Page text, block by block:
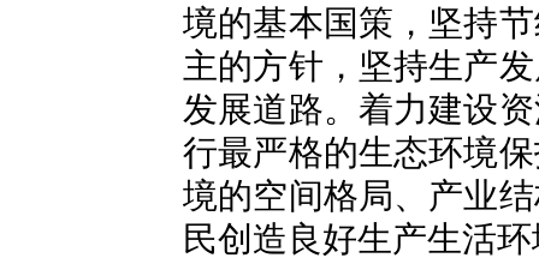
境的基本国策，坚持
主的方针，坚持生产
发展道路。着力建设
行最严格的生态环境
境的空间格局、产业
民创造良好生产生活